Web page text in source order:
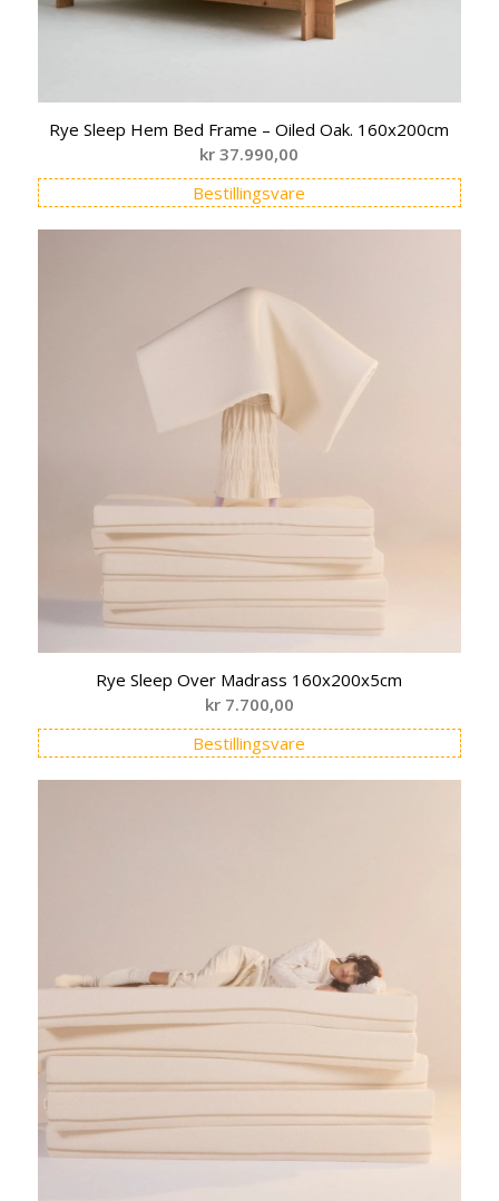
Rye Sleep Hem Bed Frame – Oiled Oak. 160x200cm
kr 37.990,00
Bestillingsvare
Rye Sleep Over Madrass 160x200x5cm
kr7.700,00
Bestillingsvare